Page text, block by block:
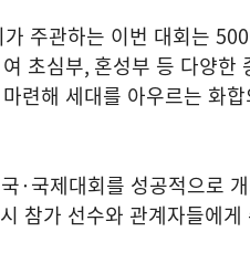
주관하는 이번 대회는 500
여 초심부, 혼성부 등 다양한
련해 세대를 아우르는 화합
·국제대회를 성공적으로
참가 선수와 관계자들에게